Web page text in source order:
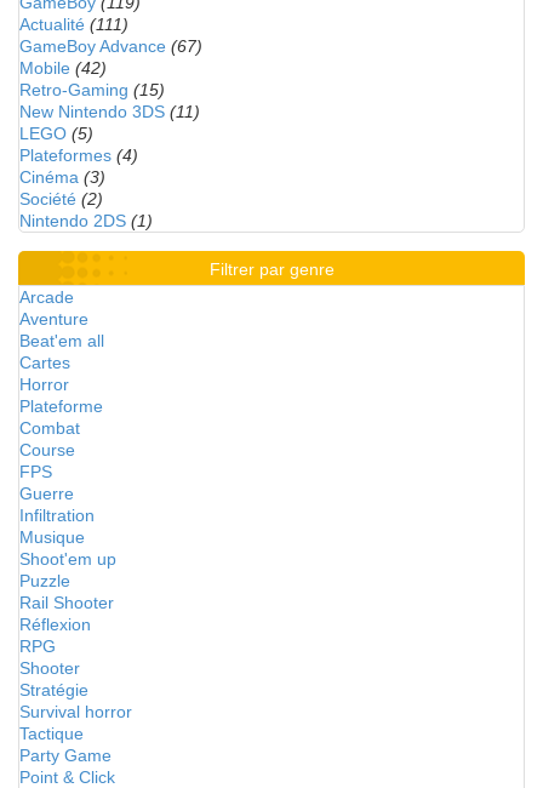
Actualité (111)
GameBoy Advance (67)
Mobile (42)
Retro-Gaming (15)
New Nintendo 3DS (11)
LEGO (5)
Plateformes (4)
Cinéma (3)
Société (2)
Nintendo 2DS (1)
Filtrer par genre
Arcade
Aventure
Beat'em all
Cartes
Horror
Plateforme
Combat
Course
FPS
Guerre
Infiltration
Musique
Shoot'em up
Puzzle
Rail Shooter
Réflexion
RPG
Shooter
Stratégie
Survival horror
Tactique
Party Game
Point & Click